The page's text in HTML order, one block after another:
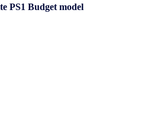
PS1 Budget model